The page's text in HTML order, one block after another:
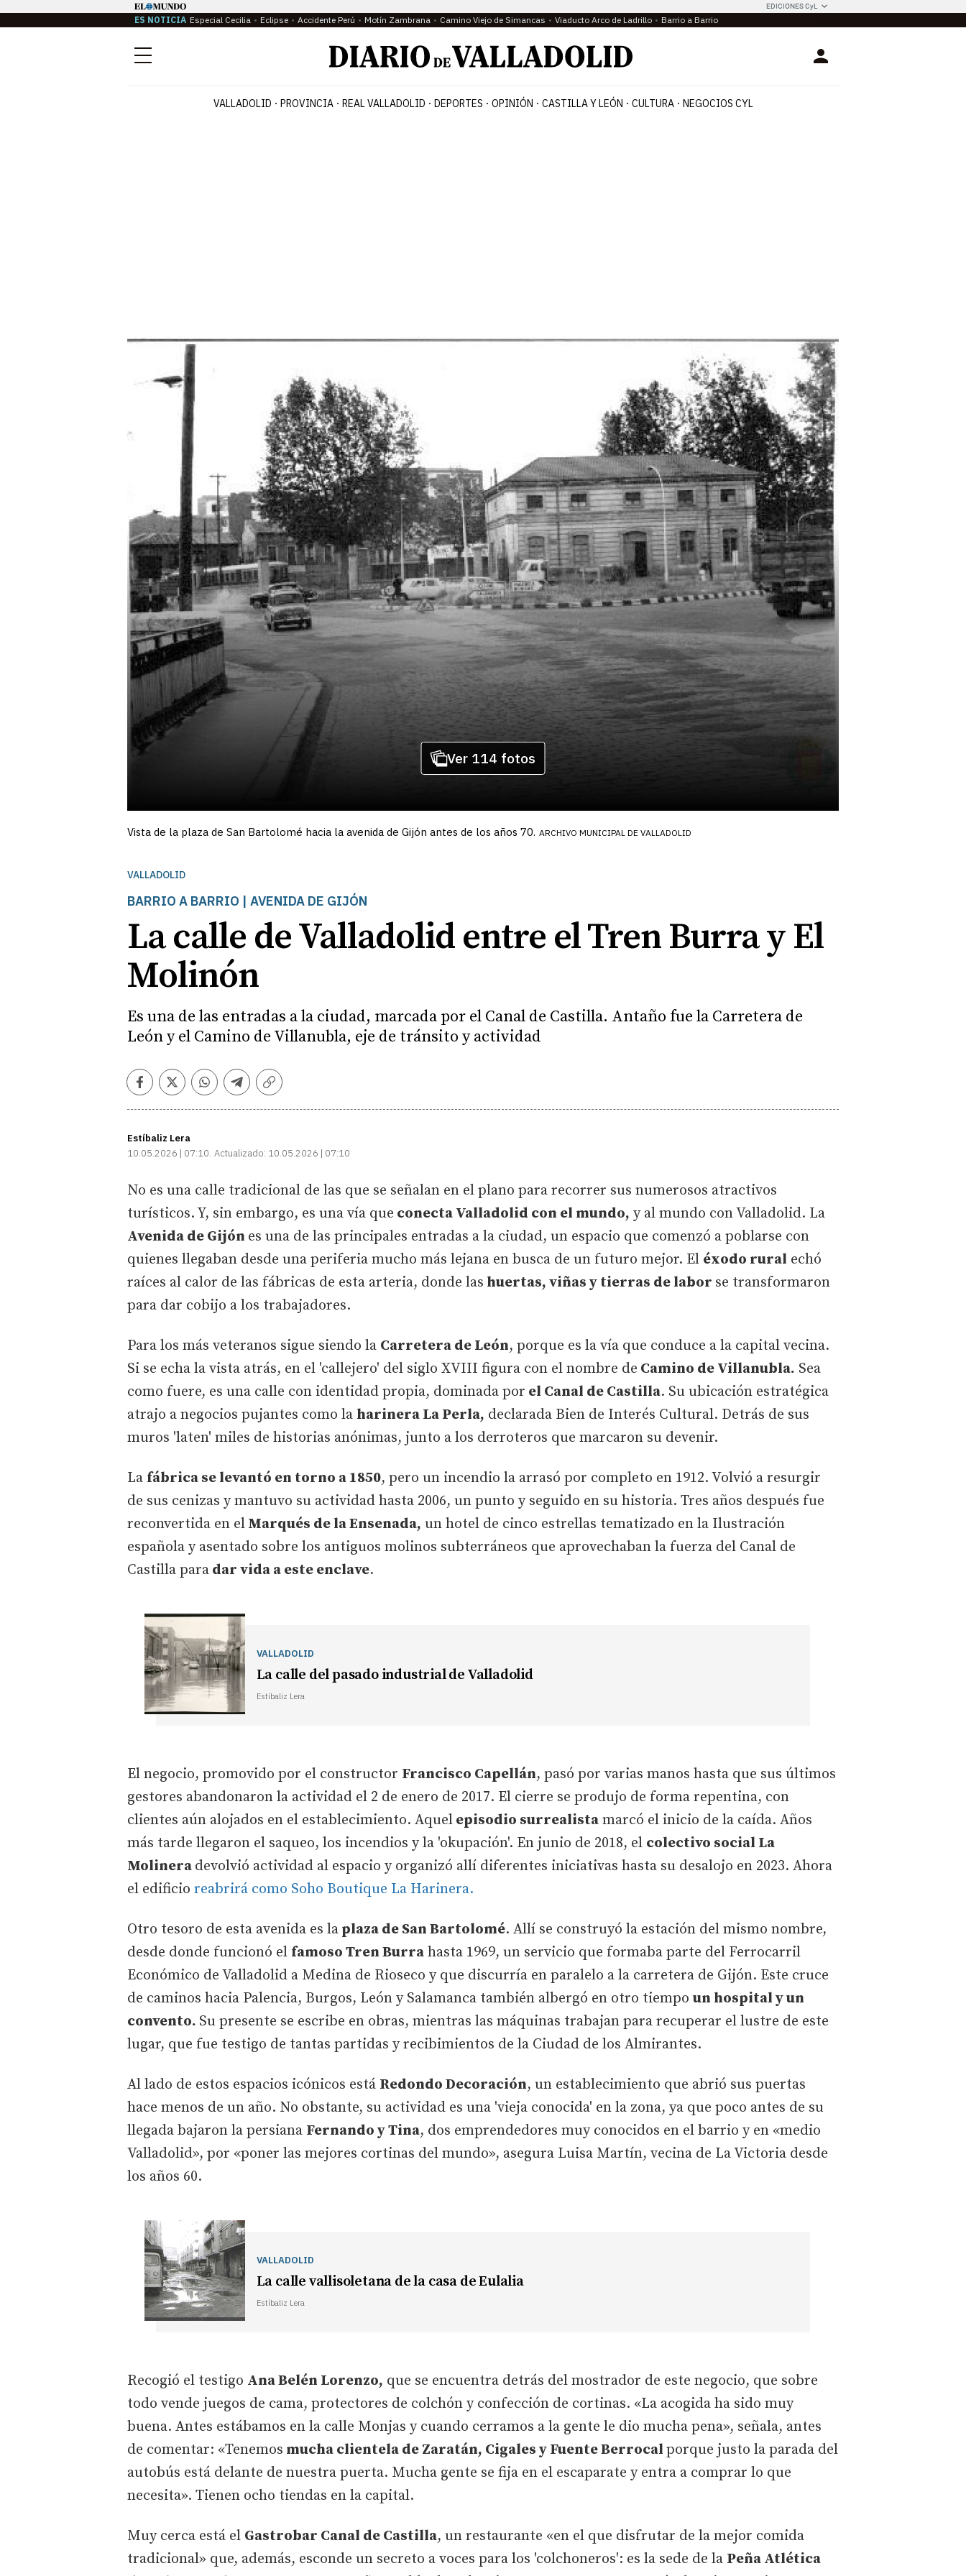
EDICIONES CyL
ES NOTICIA Especial Cecilia Eclipse Accidente Perú Motín Zambrana Camino Viejo de Simancas Viaducto Arco de Ladrillo Barrio a Barrio
Menú Login
VALLADOLID PROVINCIA REAL VALLADOLID DEPORTES OPINIÓN CASTILLA Y LEÓN CULTURA NEGOCIOS CYL
Ver 114 fotos
Vista de la plaza de San Bartolomé hacia la avenida de Gijón antes de los años 70. ARCHIVO MUNICIPAL DE VALLADOLID
VALLADOLID
BARRIO A BARRIO | AVENIDA DE GIJÓN
La calle de Valladolid entre el Tren Burra y El
Molinón
Es una de las entradas a la ciudad, marcada por el Canal de Castilla. Antaño fue la Carretera de
León y el Camino de Villanubla, eje de tránsito y actividad
Facebook
TwitterWhatsapp
Telegram
Copiar
Estíbaliz Lera
10.05.2026 | 07:10 Actualizado: 10.05.2026 | 07:10
No es una calle tradicional de las que se señalan en el plano para recorrer sus numerosos atractivos
turísticos. Y, sin embargo, es una vía que conecta Valladolid con el mundo, y al mundo con Valladolid. La
Avenida de Gijón es una de las principales entradas a la ciudad, un espacio que comenzó a poblarse con
quienes llegaban desde una periferia mucho más lejana en busca de un futuro mejor. El éxodo rural echó
raíces al calor de las fábricas de esta arteria, donde las huertas, viñas y tierras de labor se transformaron
para dar cobijo a los trabajadores.
Para los más veteranos sigue siendo la Carretera de León, porque es la vía que conduce a la capital vecina.
Si se echa la vista atrás, en el 'callejero' del siglo XVIII figura con el nombre de Camino de Villanubla. Sea
como fuere, es una calle con identidad propia, dominada por el Canal de Castilla. Su ubicación estratégica
atrajo a negocios pujantes como la harinera La Perla, declarada Bien de Interés Cultural. Detrás de sus
muros 'laten' miles de historias anónimas, junto a los derroteros que marcaron su devenir.
La fábrica se levantó en torno a 1850, pero un incendio la arrasó por completo en 1912. Volvió a resurgir
de sus cenizas y mantuvo su actividad hasta 2006, un punto y seguido en su historia. Tres años después fue
reconvertida en el Marqués de la Ensenada, un hotel de cinco estrellas tematizado en la Ilustración
española y asentado sobre los antiguos molinos subterráneos que aprovechaban la fuerza del Canal de
Castilla para dar vida a este enclave.
VALLADOLID
La calle del pasado industrial de Valladolid
Estíbaliz Lera
El negocio, promovido por el constructor Francisco Capellán, pasó por varias manos hasta que sus últimos
gestores abandonaron la actividad el 2 de enero de 2017. El cierre se produjo de forma repentina, con
clientes aún alojados en el establecimiento. Aquel episodio surrealista marcó el inicio de la caída. Años
más tarde llegaron el saqueo, los incendios y la 'okupación'. En junio de 2018, el colectivo social La
Molinera devolvió actividad al espacio y organizó allí diferentes iniciativas hasta su desalojo en 2023. Ahora
el edificio reabrirá como Soho Boutique La Harinera.
Otro tesoro de esta avenida es la plaza de San Bartolomé. Allí se construyó la estación del mismo nombre,
desde donde funcionó el famoso Tren Burra hasta 1969, un servicio que formaba parte del Ferrocarril
Económico de Valladolid a Medina de Rioseco y que discurría en paralelo a la carretera de Gijón. Este cruce
de caminos hacia Palencia, Burgos, León y Salamanca también albergó en otro tiempo un hospital y un
convento. Su presente se escribe en obras, mientras las máquinas trabajan para recuperar el lustre de este
lugar, que fue testigo de tantas partidas y recibimientos de la Ciudad de los Almirantes.
Al lado de estos espacios icónicos está Redondo Decoración, un establecimiento que abrió sus puertas
hace menos de un año. No obstante, su actividad es una 'vieja conocida' en la zona, ya que poco antes de su
llegada bajaron la persiana Fernando y Tina, dos emprendedores muy conocidos en el barrio y en «medio
Valladolid», por «poner las mejores cortinas del mundo», asegura Luisa Martín, vecina de La Victoria desde
los años 60.
VALLADOLID
La calle vallisoletana de la casa de Eulalia
Estíbaliz Lera
Recogió el testigo Ana Belén Lorenzo, que se encuentra detrás del mostrador de este negocio, que sobre
todo vende juegos de cama, protectores de colchón y confección de cortinas. «La acogida ha sido muy
buena. Antes estábamos en la calle Monjas y cuando cerramos a la gente le dio mucha pena», señala, antes
de comentar: «Tenemos mucha clientela de Zaratán, Cigales y Fuente Berrocal porque justo la parada del
autobús está delante de nuestra puerta. Mucha gente se fija en el escaparate y entra a comprar lo que
necesita». Tienen ocho tiendas en la capital.
Muy cerca está el Gastrobar Canal de Castilla, un restaurante «en el que disfrutar de la mejor comida
tradicional» que, además, esconde un secreto a voces para los 'colchoneros': es la sede de la Peña Atlética